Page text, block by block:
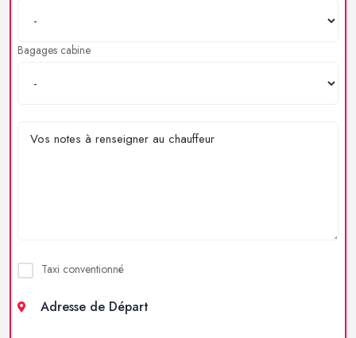
Bagages cabine
Taxi conventionné
Adresse de Départ